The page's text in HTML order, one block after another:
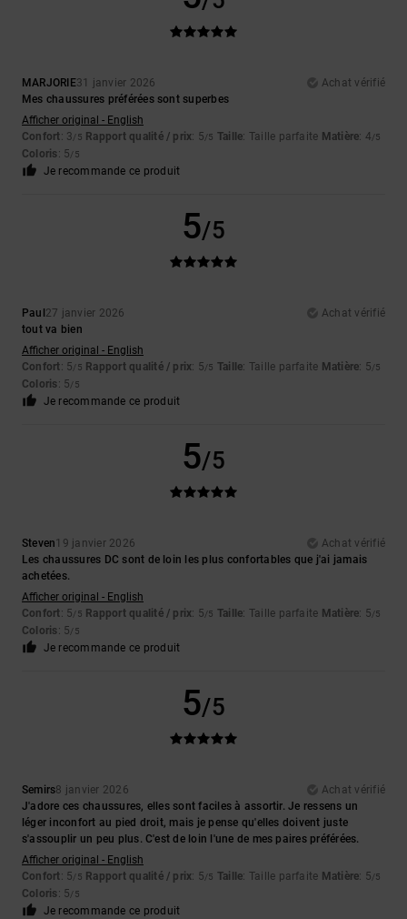
MARJORIE31 janvier 2026
Achat vérifié
Mes chaussures préférées sont superbes
Afficher original - English
Confort: 3/5 Rapport qualité / prix: 5/5 Taille: Taille parfaite Matière: 4/5
Coloris: 5/5
Je recommande ce produit
5/5
Paul 27 janvier 2026
Achat vérifié
tout va bien
Afficher original - English
Confort: 5/5 Rapport qualité / prix: 5/5 Taille: Taille parfaite Matière: 5/5
Coloris: 5/5
Je recommande ce produit
5/5
Steven19 janvier 2026
Achat vérifié
Les chaussures DC sont de loin les plus confortables que j'ai jamais
achetées.
Afficher original - English
Confort: 5/5 Rapport qualité / prix: 5/5 Taille: Taille parfaite Matière: 5/5
Coloris: 5/5
Je recommande ce produit
5/5
Semirs8 janvier 2026
Achat vérifié
J'adore ces chaussures, elles sont faciles à assortir. Je ressens un
léger inconfort au pied droit, mais je pense qu'elles doivent juste
s'assouplir un peu plus. C'est de loin l'une de mes paires préférées.
Afficher original - English
Confort: 5/5 Rapport qualité / prix: 5/5 Taille: Taille parfaite Matière: 5/5
Coloris: 5/5
Je recommande ce produit